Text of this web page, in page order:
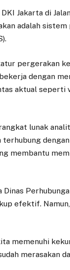
Jakarta di
adalah
pergerakan
dengan
aktual seperti
lunak
membantu
efektif.
memenuhi
merasakan